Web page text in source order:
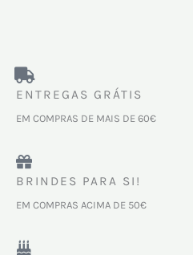
ENTREGAS GRÁTIS
EM COMPRAS DE MAIS DE 60€
BRINDES PARA SI!
EM COMPRAS ACIMA DE 50€